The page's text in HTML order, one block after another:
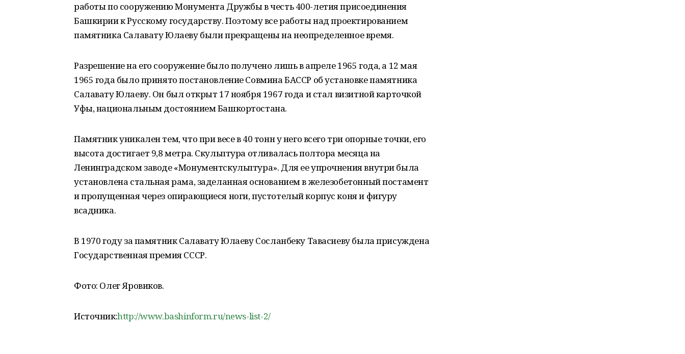
работы по сооружению Монумента Дружбы в честь 400-летия присоединения
Башкирии к Русскому государству. Поэтому все работы над проектированием
памятника Салавату Юлаеву были прекращены на неопределенное время.
Разрешение на его сооружение было получено лишь в апреле 1965 года, а 12 мая
1965 года было принято постановление Совмина БАССР об установке памятника
Салавату Юлаеву. Он был открыт 17 ноября 1967 года и стал визитной карточкой
Уфы, национальным достоянием Башкортостана.
Памятник уникален тем, что при весе в 40 тонн у него всего три опорные точки, его
высота достигает 9,8 метра. Скульптура отливалась полтора месяца на
Ленинградском заводе «Монументскульптура». Для ее упрочнения внутри была
установлена стальная рама, заделанная основанием в железобетонный постамент
и пропущенная через опирающиеся ноги, пустотелый корпус коня и фигуру
всадника.
В 1970 году за памятник Салавату Юлаеву Сосланбеку Тавасиеву была присуждена
Государственная премия СССР.
Фото: Олег Яровиков.
Источник:http://www.bashinform.ru/news-list-2/